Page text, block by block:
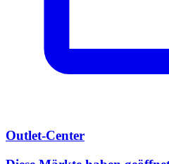
Outlet-Center